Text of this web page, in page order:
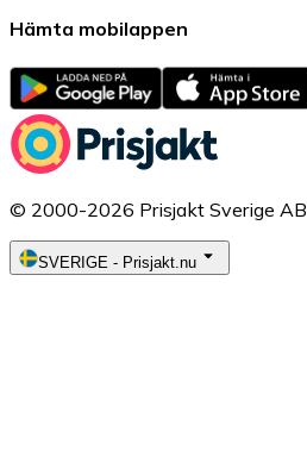
Hämta mobilappen
© 2000-2026 Prisjakt Sverige AB
SVERIGE - Prisjakt.nu